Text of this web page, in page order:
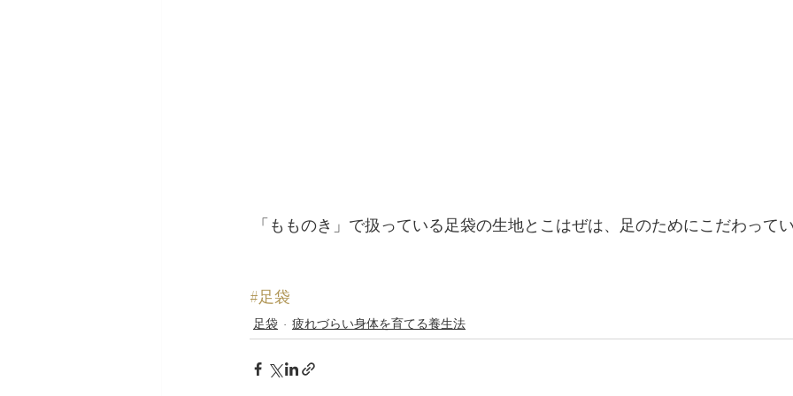
「もものき」で扱っている足袋の生地とこはぜは、足のためにこだわって
#足袋
足袋 疲れづらい身体を育てる養生法